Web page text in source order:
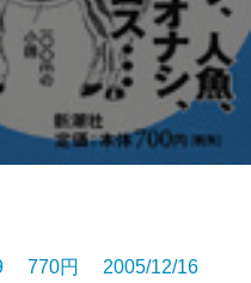
770円 2005/12/16